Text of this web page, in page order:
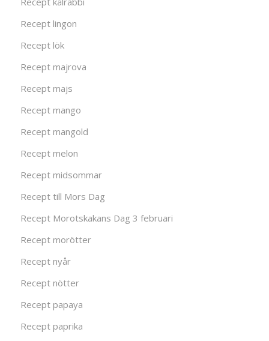
Recept lingon
Recept lök
Recept majrova
Recept majs
Recept mango
Recept mangold
Recept melon
Recept midsommar
Recept till Mors Dag
Recept Morotskakans Dag 3 februari
Recept morötter
Recept nyår
Recept nötter
Recept papaya
Recept paprika